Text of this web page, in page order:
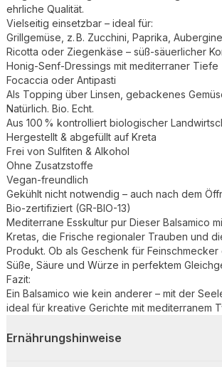
ehrliche Qualität.
Vielseitig einsetzbar – ideal für:
Grillgemüse, z. B. Zucchini, Paprika,
Ricotta oder Ziegenkäse – süß-säuerlicher
Honig-Senf-Dressings mit mediterraner Tiefe
Focaccia oder Antipasti
Als Topping über Linsen, gebackenes
Natürlich. Bio. Echt.
Aus 100 % kontrolliert biologischer
Hergestellt & abgefüllt auf Kreta
Frei von Sulfiten & Alkohol
Ohne Zusatzstoffe
Vegan-freundlich
Gekühlt nicht notwendig – auch nach dem
Bio-zertifiziert (GR-BIO-13)
Mediterrane Esskultur pur Dieser Balsamico
Kretas, die Frische regionaler Trauben und
Produkt. Ob als Geschenk für
Süße, Säure und Würze in perfektem
Fazit:
Ein Balsamico wie kein anderer – mit der
ideal für kreative Gerichte mit mediterranem
Ernährungshinweise